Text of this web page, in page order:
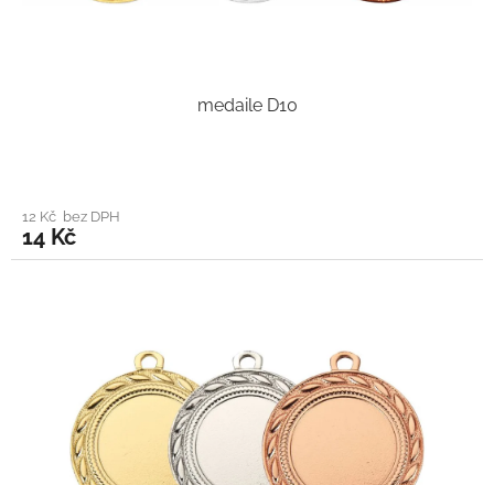
medaile D10
12 Kč bez DPH
14 Kč